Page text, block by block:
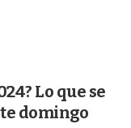
Lo que se
domingo